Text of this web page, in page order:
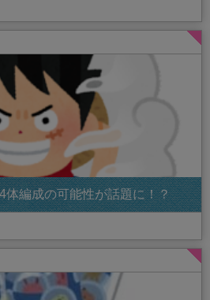
体編成の可能性が話題に！？